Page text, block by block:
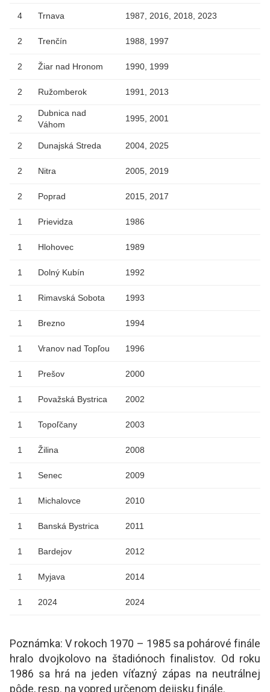
4 Trnava 1987, 2016, 2018, 2023
2 Trenčín 1988, 1997
2 Žiar nad Hronom 1990, 1999
2 Ružomberok 1991, 2013
2
Dubnica nad
Váhom
1995, 2001
2 Dunajská Streda 2004, 2025
2 Nitra 2005, 2019
2 Poprad 2015, 2017
1 Prievidza 1986
1 Hlohovec 1989
1 Dolný Kubín 1992
1 Rimavská Sobota 1993
1 Brezno 1994
1 Vranov nad Topľou 1996
1 Prešov 2000
1 Považská Bystrica 2002
1 Topoľčany 2003
1 Žilina 2008
1 Senec 2009
1 Michalovce 2010
1 Banská Bystrica 2011
1 Bardejov 2012
1 Myjava 2014
1 2024 2024
Poznámka: V rokoch 1970 – 1985 sa pohárové finále
hralo dvojkolovo na štadiónoch finalistov. Od roku
1986 sa hrá na jeden víťazný zápas na neutrálnej
pôde, resp. na vopred určenom dejisku finále.